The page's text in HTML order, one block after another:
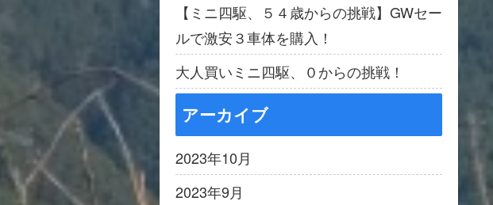
【ミニ四駆、５４歳からの挑戦】GWセー
ルで激安３車体を購入！
大人買いミニ四駆、０からの挑戦！
アーカイブ
2023年10月
2023年9月